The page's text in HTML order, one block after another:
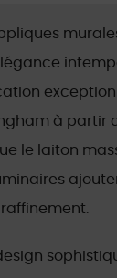
à partir
le laiton
design